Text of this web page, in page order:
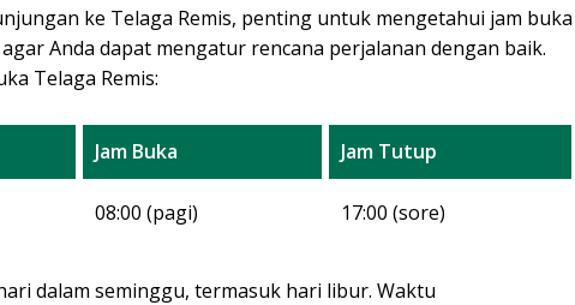
ke Telaga Remis, penting untuk mengetahui jam buka
Anda dapat mengatur rencana perjalanan dengan baik.
Telaga Remis:
Jam Buka Jam Tutup
08:00 (pagi) 17:00 (sore)
dalam seminggu, termasuk hari libur. Waktu